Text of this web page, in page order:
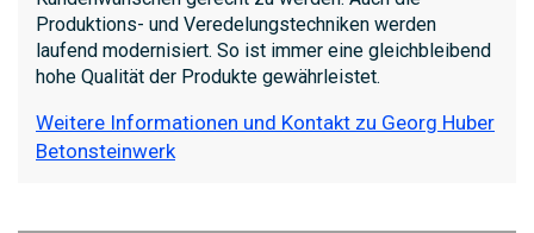
Produktions- und Veredelungstechniken werden
laufend modernisiert. So ist immer eine gleichbleibend
hohe Qualität der Produkte gewährleistet.
Weitere Informationen und Kontakt zu Georg Huber
Betonsteinwerk